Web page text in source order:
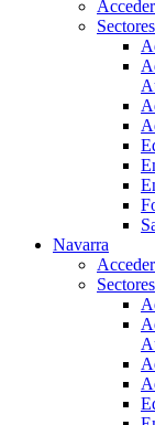
Sectores
Navarra
Sectores